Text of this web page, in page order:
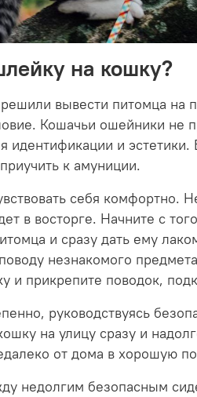
на кошку?
вывести питомца на
Кошачьи ошейники не
идентификации и
к амуниции.
себя комфортно.
в восторге. Начните с
и сразу дать ему
незнакомого
и прикрепите поводок,
руководствуясь
на улицу сразу и
от дома в хорошую
недолгим безопасным